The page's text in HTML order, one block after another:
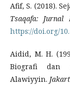
Afif, S. (2018).
Tsaqafa: Jurnal
https://doi.org/
Aidid, M. H.
Biografi dan
Alawiyyin.